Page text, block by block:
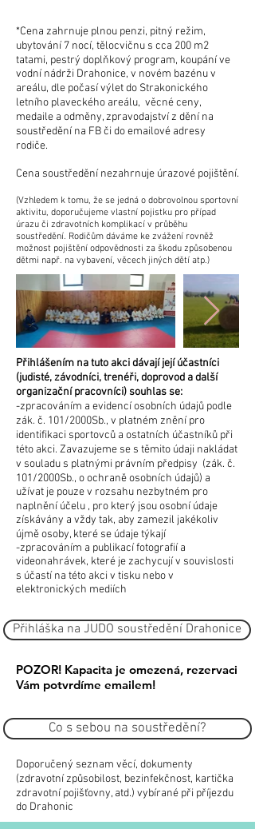
*Cena zahrnuje plnou penzi, pitný režim,
ubytování 7 nocí, tělocvičnu s cca 200 m2
tatami, pestrý doplňkový program, koupání ve
vodní nádrži Drahonice, v novém bazénu v
areálu, dle počasí výlet do Strakonického
letního plaveckého areálu, věcné ceny,
medaile a odměny, zpravodajství z dění na
soustředění na FB či do emailové adresy
rodiče.
Cena soustředění nezahrnuje úrazové pojištění.
(Vzhledem k tomu, že se jedná o dobrovolnou sportovní
aktivitu, doporučujeme vlastní pojistku pro případ
úrazu či zdravotních komplikací v průběhu
soustředění. Rodičům dáváme ke zvážení rovněž
možnost pojištění odpovědnosti za škodu způsobenou
dětmi např. na vybavení, věcech jiných dětí atp.)
Přihlášením na tuto akci dávají její účastníci
(judisté, závodníci, trenéři, doprovod a další
organizační pracovníci) souhlas se:
-zpracováním a evidencí osobních údajů podle
zák. č. 101/2000Sb., v platném znění pro
identifikaci sportovců a ostatních účastníků při
této akci. Zavazujeme se s těmito údaji nakládat
v souladu s platnými právním předpisy (zák. č.
101/2000Sb., o ochraně osobních údajů) a
užívat je pouze v rozsahu nezbytném pro
naplnění účelu , pro který jsou osobní údaje
získávány a vždy tak, aby zamezil jakékoliv
újmě osoby, které se údaje týkají
-zpracováním a publikací fotografií a
videonahrávek, které je zachycují v souvislosti
s účastí na této akci v tisku nebo v
elektronických mediích
Přihláška na JUDO soustředění Drahonice
POZOR! Kapacita je omezená, rezervaci
Vám potvrdíme emailem!
Co s sebou na soustředění?
Doporučený seznam věcí, dokumenty
(zdravotní způsobilost, bezinfekčnost, kartička
zdravotní pojišťovny, atd.) vybírané při příjezdu
do Drahonic